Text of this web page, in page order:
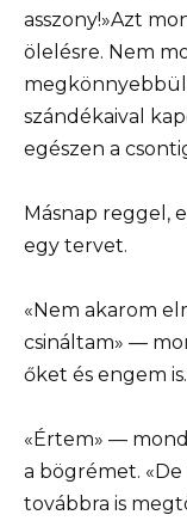
asszony!»Azt
ölelésre. Nem
szándékaival
egészen a
Másnap reggel,
egy tervet.
«Nem akarom
csináltam» —
őket és engem
«Értem» —
a bögrémet.
továbbra is